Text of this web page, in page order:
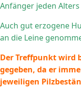
Anfänger jeden
Auch gut erzogene
an die Leine
Der Treffpunkt wird
gegeben, da er
jeweiligen